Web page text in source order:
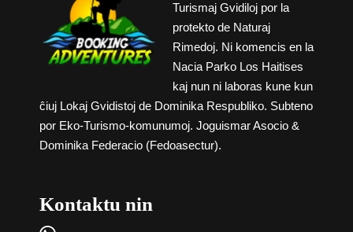
Turismaj Gvidiloj por la
protekto de Naturaj
Rimedoj. Ni komencis en la
Nacia Parko Los Haitises
kaj nun ni laboras kune kun
ĉiuj Lokaj Gvidistoj de Dominika Respubliko. Subteno
por Eko-Turismo-komunumoj. Joguismar Asocio &
Dominika Federacio (Fedoasectur).
Kontaktu nin